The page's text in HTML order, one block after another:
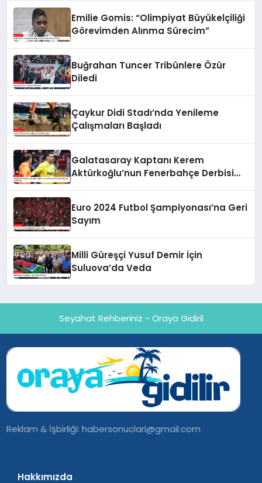
Emilie Gomis: “Olimpiyat Büyükelçiliği
Görevimden Alınma Sürecim”
Buğrahan Tuncer Tribünlere Özür
Diledi
Çaykur Didi Stadı’nda Yenileme
Çalışmaları Başladı
Galatasaray Kaptanı Kerem
Aktürkoğlu’nun Fenerbahçe Derbisi
Euro 2024 Futbol Şampiyonası’na Geri
Sayım
Milli Güreşçi Yusuf Demir İçin
Suluova’da Veda
Seyahat Rehberiniz - Oraya Gidiril
Reklam & İşbirliği:habersonuclari@gmail.com
Hakkımızda